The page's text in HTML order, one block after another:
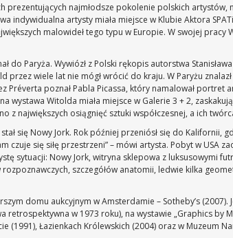
prezentujących najmłodsze pokolenie polskich artystów,
indywidualna artysty miała miejsce w Klubie Aktora
malowideł tego typu w Europie. W swojej pracy
do Paryża. Wywiózł z Polski rękopis autorstwa
przez wiele lat nie mógł wrócić do kraju. W Paryżu
Préverta poznał Pabla Picassa, który namalował portret
wystawa Witolda miała miejsce w Galerie 3 + 2,
z największych osiągnięć sztuki współczesnej, a ich
się Nowy Jork. Rok później przeniósł się do Kalifornii,
czuje się siłę przestrzeni” – mówi artysta. Pobyt w USA
sytuacji: Nowy Jork, witryna sklepowa z luksusowymi
szczegółów anatomii, ledwie kilka
domu aukcyjnym w Amsterdamie – Sotheby’s
w 1973 roku), na wystawie „Graphics by
(1991), Łazienkach Królewskich (2004) oraz w Muzeum